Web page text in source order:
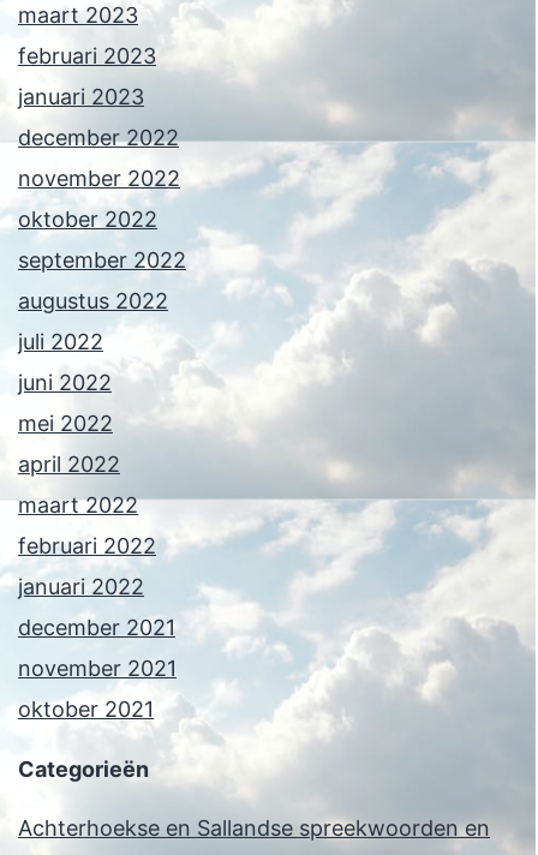
maart 2023
februari 2023
januari 2023
december 2022
november 2022
oktober 2022
september 2022
augustus 2022
juli 2022
juni 2022
mei 2022
april 2022
maart 2022
februari 2022
januari 2022
december 2021
november 2021
oktober 2021
Categorieën
Achterhoekse en Sallandse spreekwoorden en